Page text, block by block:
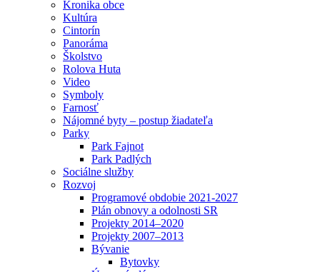
Kronika obce
Kultúra
Cintorín
Panoráma
Školstvo
Rolova Huta
Video
Symboly
Farnosť
Nájomné byty – postup žiadateľa
Parky
Park Fajnot
Park Padlých
Sociálne služby
Rozvoj
Programové obdobie 2021-2027
Plán obnovy a odolnosti SR
Projekty 2014–2020
Projekty 2007–2013
Bývanie
Bytovky